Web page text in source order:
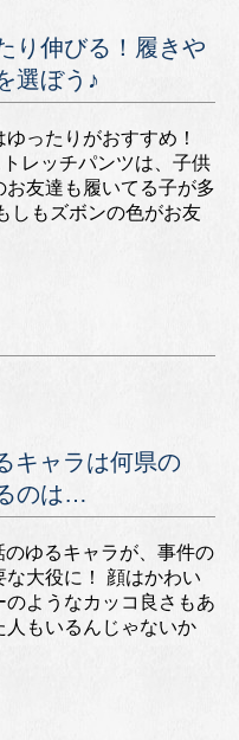
り伸びる！履きや
選ぼう♪
ったりがおすすめ！
トレッチパンツは、子供
お友達も履いてる子が多
しもズボンの色がお友
キャラは何県の
のは…
のゆるキャラが、事件の
な大役に！ 顔はかわい
のようなカッコ良さもあ
人もいるんじゃないか